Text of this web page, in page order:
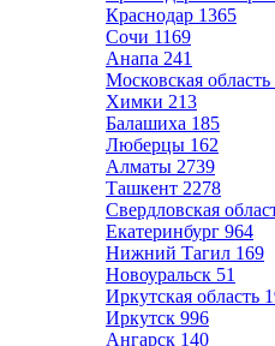
Краснодар 1365
Сочи 1169
Анапа 241
Московская область
Химки 213
Балашиха 185
Люберцы 162
Алматы 2739
Ташкент 2278
Свердловская
Екатеринбург 964
Нижний Тагил 169
Новоуральск 51
Иркутская область
Иркутск 996
Ангарск 140